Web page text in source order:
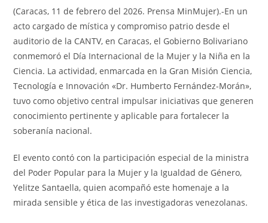
(Caracas, 11 de febrero del 2026. Prensa MinMujer).-En un
acto cargado de mística y compromiso patrio desde el
auditorio de la CANTV, en Caracas, el Gobierno Bolivariano
conmemoró el Día Internacional de la Mujer y la Niña en la
Ciencia. La actividad, enmarcada en la Gran Misión Ciencia,
Tecnología e Innovación «Dr. Humberto Fernández-Morán»,
tuvo como objetivo central impulsar iniciativas que generen
conocimiento pertinente y aplicable para fortalecer la
soberanía nacional.
El evento contó con la participación especial de la ministra
del Poder Popular para la Mujer y la Igualdad de Género,
Yelitze Santaella, quien acompañó este homenaje a la
mirada sensible y ética de las investigadoras venezolanas.